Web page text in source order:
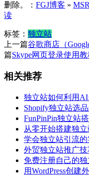
删除。： FGJ博客 »
读
标签： 独立站
上一篇谷歌商店（
篇Skype网页登录使用教
相关推荐
独立站如何利用
Shopify独立站选
FunPinPin独立站
从零开始搭建独
学会独立站引流
外贸独立站推广
免费注册自己的
用WordPress创建